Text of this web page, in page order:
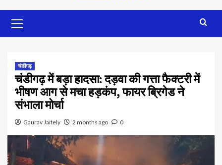
चंडीगढ़
चंडीगढ़ में बड़ा हादसा: दड़वा की गत्ता फैक्टरी में
भीषण आग से मचा हड़कंप, फायर ब्रिगेड ने
संभाला मोर्चा
Gaurav Jaitely 2 months ago 0